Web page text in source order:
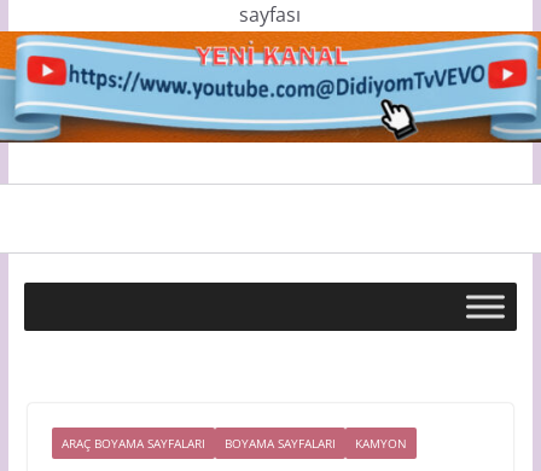
sayfası
ARAÇ BOYAMA SAYFALARI BOYAMA SAYFALARI KAMYON